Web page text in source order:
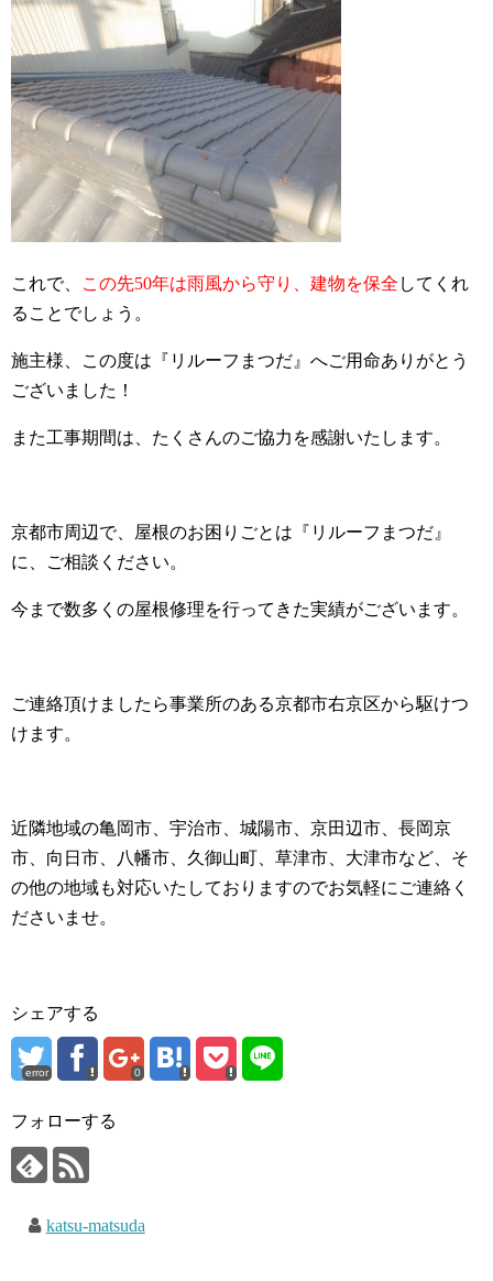
これで、 この先50年は雨風から守り、建物を保全 してくれ
ることでしょう。
施主様、この度は『リルーフまつだ』へご用命ありがとう
ございました！
また工事期間は、たくさんのご協力を感謝いたします。
京都市周辺で、屋根のお困りごとは『リルーフまつだ』
に、ご相談ください。
今まで数多くの屋根修理を行ってきた実績がございます。
ご連絡頂けましたら事業所のある京都市右京区から駆けつ
けます。
近隣地域の亀岡市、宇治市、城陽市、京田辺市、長岡京
市、向日市、八幡市、久御山町、草津市、大津市など、そ
の他の地域も対応いたしておりますのでお気軽にご連絡く
ださいませ。
シェアする
error 0
フォローする
katsu-matsuda